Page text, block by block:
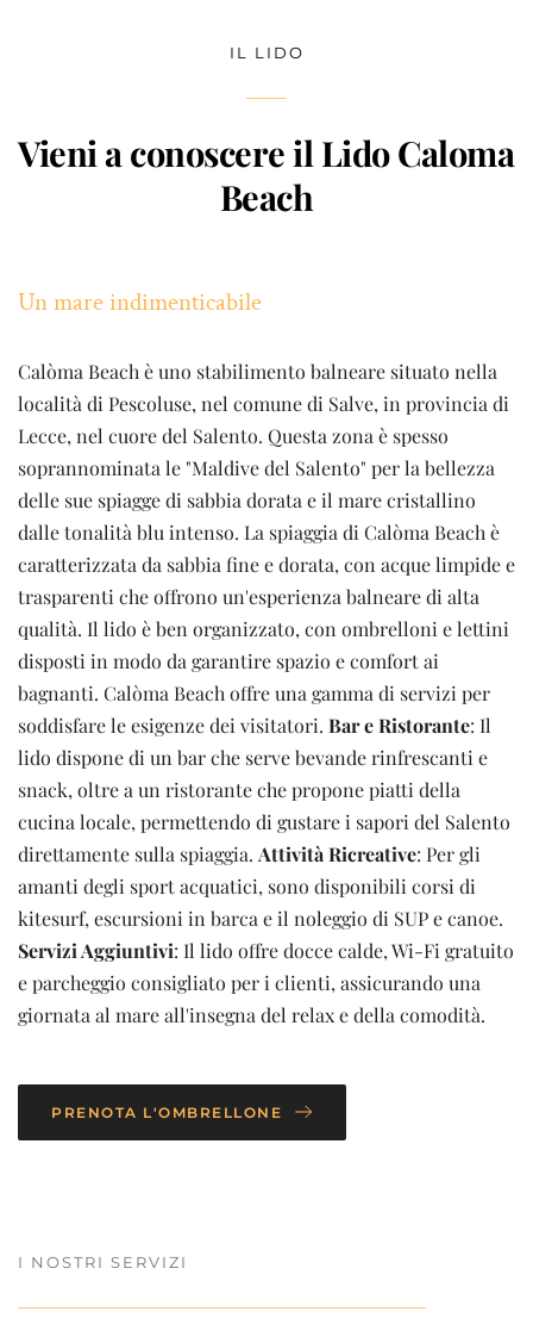
IL LIDO
Vieni a conoscere il Lido Caloma
Beach
Un mare indimenticabile
Calòma Beach è uno stabilimento balneare situato nella
località di Pescoluse, nel comune di Salve, in provincia di
Lecce, nel cuore del Salento. Questa zona è spesso
soprannominata le "Maldive del Salento" per la bellezza
delle sue spiagge di sabbia dorata e il mare cristallino
dalle tonalità blu intenso. La spiaggia di Calòma Beach è
caratterizzata da sabbia fine e dorata, con acque limpide e
trasparenti che offrono un'esperienza balneare di alta
qualità. Il lido è ben organizzato, con ombrelloni e lettini
disposti in modo da garantire spazio e comfort ai
bagnanti. Calòma Beach offre una gamma di servizi per
soddisfare le esigenze dei visitatori. Bar e Ristorante: Il
lido dispone di un bar che serve bevande rinfrescanti e
snack, oltre a un ristorante che propone piatti della
cucina locale, permettendo di gustare i sapori del Salento
direttamente sulla spiaggia. Attività Ricreative: Per gli
amanti degli sport acquatici, sono disponibili corsi di
Servizi Aggiuntivi: Il lido offre docce calde, Wi-Fi gratuito
e parcheggio consigliato per i clienti, assicurando una
giornata al mare all'insegna del relax e della comodità.
PRENOTA L'OMBRELLONE
I NOSTRI SERVIZI